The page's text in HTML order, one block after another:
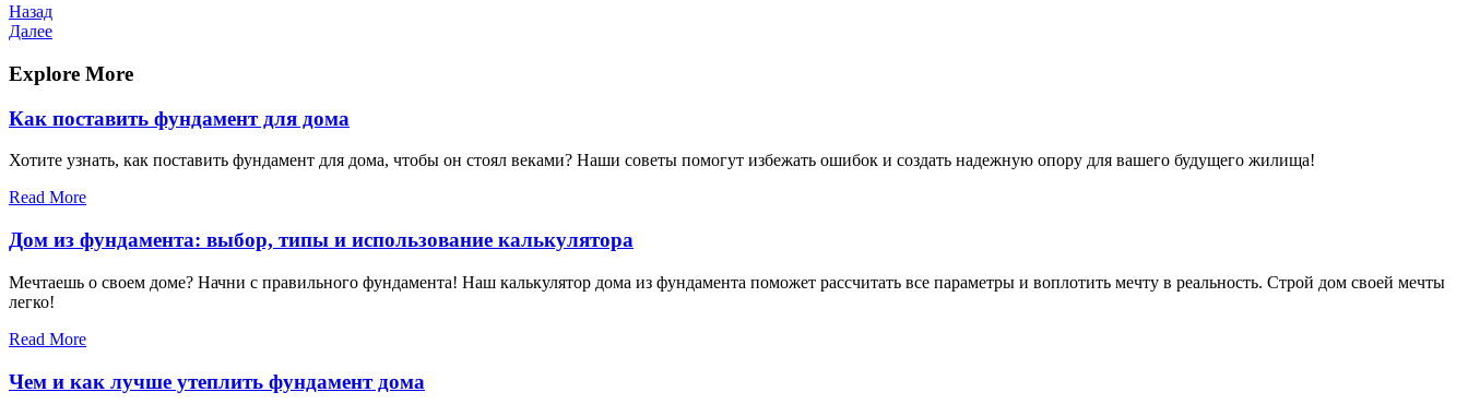
Навигация
по
записям
Предыдущая
запись
Назад
Следующая
Далее
Explore More
Как поставить фундамент для дома
Хотите узнать, как поставить фундамент для дома, чтобы он стоял веками? Наши советы помогут избежать ошибок и создать надежную опору для вашего будущего жилища!
Read More
Дом из фундамента: выбор, типы и использование калькулятора
Мечтаешь о своем доме? Начни с правильного фундамента! Наш калькулятор дома из фундамента поможет рассчитать все параметры и воплотить мечту в реальность. Строй дом своей мечты
легко!
Read More
Чем и как лучше утеплить фундамент дома